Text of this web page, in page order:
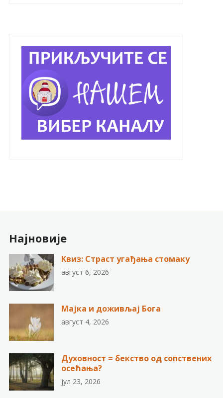
Најновије
Квиз: Страст угађања стомаку
август 6, 2026
Мајка и доживљај Бога
август 4, 2026
Духовност = бекство од сопствених
осећања?
јул 23, 2026